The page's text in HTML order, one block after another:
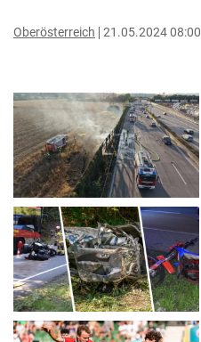
Oberösterreich 21.05.2024 08:00